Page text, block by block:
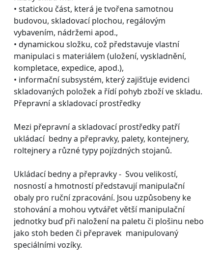
• statickou část, která je tvořena samotnou
budovou, skladovací plochou, regálovým
vybavením, nádržemi apod.,
• dynamickou složku, což představuje vlastní
manipulaci s materiálem (uložení, vyskladnění,
kompletace, expedice, apod.),
• informační subsystém, který zajišťuje evidenci
skladovaných položek a řídí pohyb zboží ve skladu.
Přepravní a skladovací prostředky
Mezi přepravní a skladovací prostředky patří
ukládací bedny a přepravky, palety, kontejnery,
roltejnery a různé typy pojízdných stojanů.
Ukládací bedny a přepravky - Svou velikostí,
nosností a hmotností představují manipulační
obaly pro ruční zpracování. Jsou uzpůsobeny ke
stohování a mohou vytvářet větší manipulační
jednotky buď při naložení na paletu či plošinu nebo
jako stoh beden či přepravek manipulovaný
speciálními vozíky.